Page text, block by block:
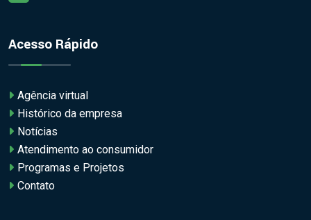
Acesso Rápido
Agência virtual
Histórico da empresa
Notícias
Atendimento ao consumidor
Programas e Projetos
Contato